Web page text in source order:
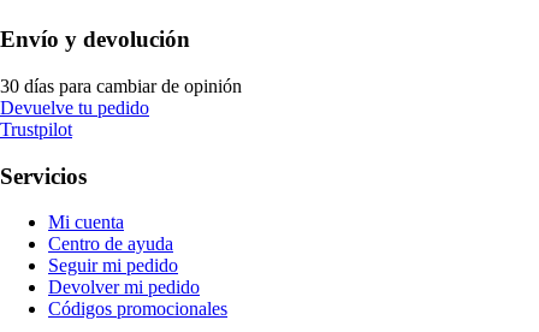
Envío y devolución
30 días para cambiar de opinión
Devuelve tu pedido
Trustpilot
Servicios
Mi cuenta
Centro de ayuda
Seguir mi pedido
Devolver mi pedido
Códigos promocionales